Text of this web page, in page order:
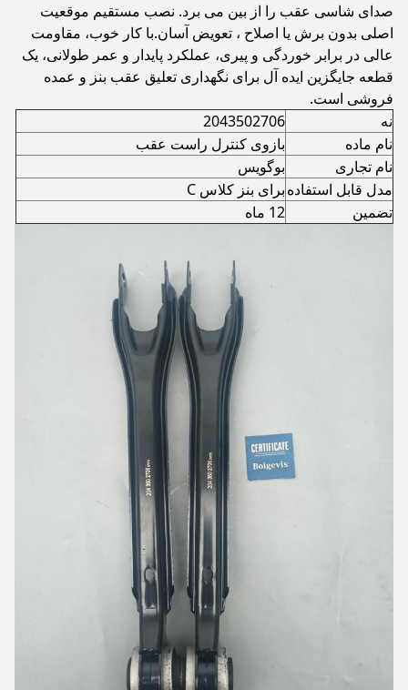
صدای شاسی عقب را از بین می برد. نصب مستقیم موقعیت
اصلی بدون برش یا اصلاح ، تعویض آسان.با کار خوب، مقاومت
عالی در برابر خوردگی و پیری، عملکرد پایدار و عمر طولانی، یک
قطعه جایگزین ایده آل برای نگهداری تعلیق عقب بنز و عمده
فروشی است.
نه
2043502706
نام ماده
بازوی کنترل راست عقب
نام تجاری
بوگویس
مدل قابل استفادهبرای بنز کلاس C
تضمین
12 ماه